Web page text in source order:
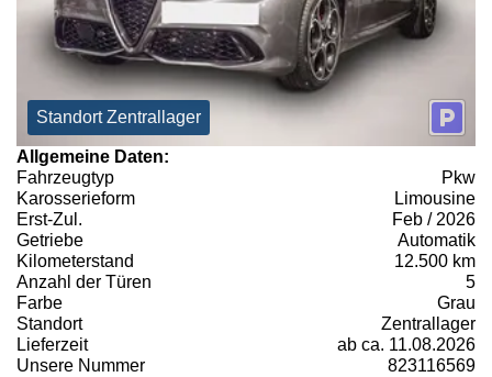
Standort Zentrallager
Allgemeine Daten:
Fahrzeugtyp
Pkw
Karosserieform
Limousine
Erst-Zul.
Feb / 2026
Getriebe
Automatik
Kilometerstand
12.500 km
Anzahl der Türen
5
Farbe
Grau
Standort
Zentrallager
Lieferzeit
ab ca. 11.08.2026
Unsere Nummer
823116569